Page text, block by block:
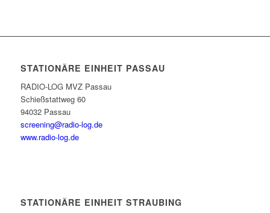
STATIONÄRE EINHEIT PASSAU
RADIO-LOG MVZ Passau
Schießstattweg 60
94032 Passau
screening@radio-log.de
www.radio-log.de
STATIONÄRE EINHEIT STRAUBING